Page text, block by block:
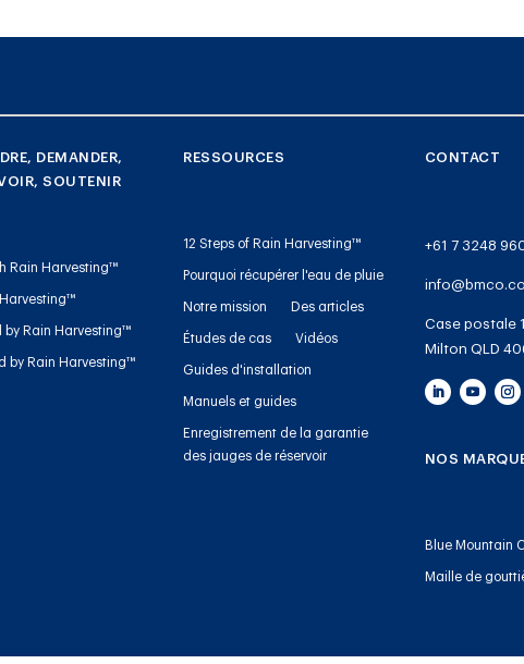
DEMANDER,
SOUTENIR
Rain Harvesting™
by Rain Harvesting™
by Rain Harvesting™
RESSOURCES
12 Steps of Rain Harvesting™
Pourquoi récupérer l'eau de pluie
Notre mission Des articles
Études de cas Vidéos
Guides d'installation
Manuels et guides
Enregistrement de la garantie
des jauges de réservoir
CONTACT
+61 7 3248
Case postale
Milton QLD
NOS
Blue Mountain
Maille de